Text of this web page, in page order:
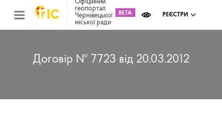
Офіційний
геопортал
Чернівецької
міської ради
РЕЄСТРИ
Договір № 7723 від 20.03.2012